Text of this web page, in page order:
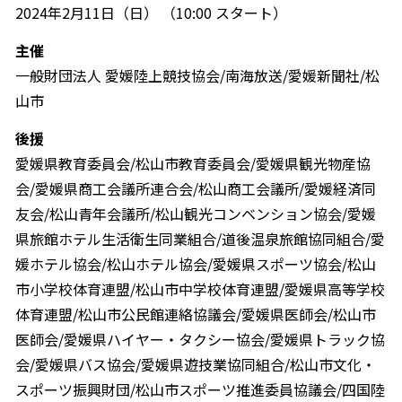
2024年2月11日（日） （10:00 スタート）
主催
一般財団法人 愛媛陸上競技協会/南海放送/愛媛新聞社/松
山市
後援
愛媛県教育委員会/松山市教育委員会/愛媛県観光物産協
会/愛媛県商工会議所連合会/松山商工会議所/愛媛経済同
友会/松山青年会議所/松山観光コンベンション協会/愛媛
県旅館ホテル生活衛生同業組合/道後温泉旅館協同組合/愛
媛ホテル協会/松山ホテル協会/愛媛県スポーツ協会/松山
市小学校体育連盟/松山市中学校体育連盟/愛媛県高等学校
体育連盟/松山市公民館連絡協議会/愛媛県医師会/松山市
医師会/愛媛県ハイヤー・タクシー協会/愛媛県トラック協
会/愛媛県バス協会/愛媛県遊技業協同組合/松山市文化・
スポーツ振興財団/松山市スポーツ推進委員協議会/四国陸